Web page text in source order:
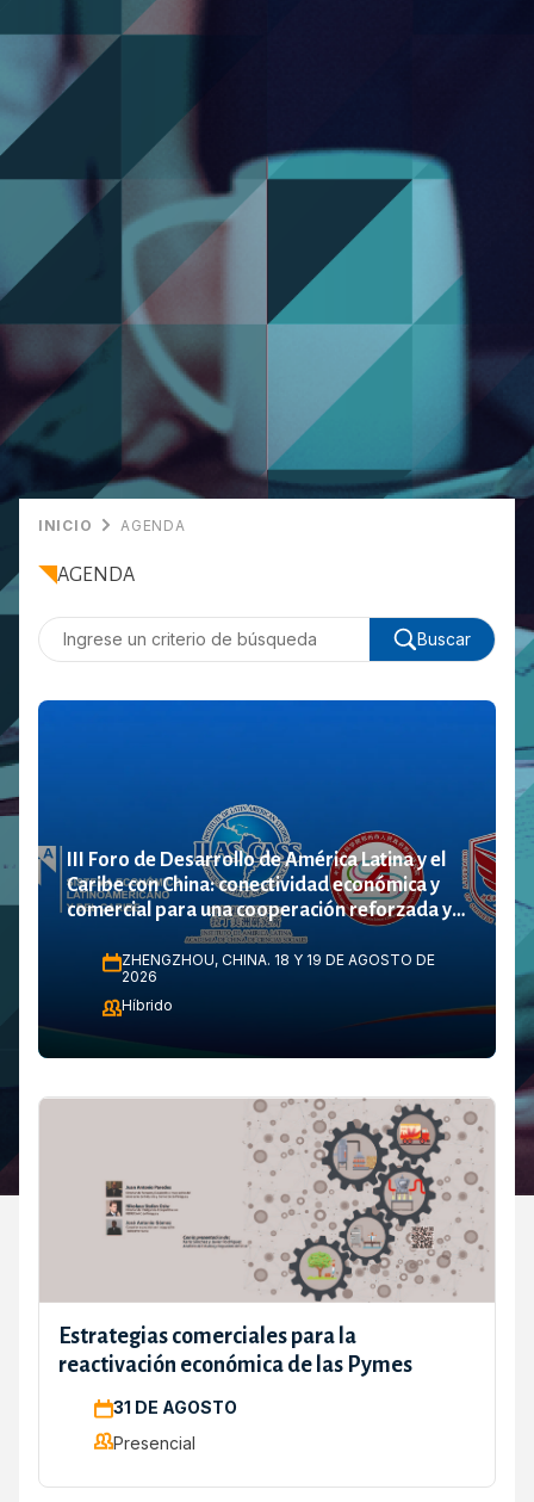
INICIO AGENDA
AGENDA
Buscar
III Foro de Desarrollo de América Latina y el
Caribe con China: conectividad económica y
comercial para una cooperación reforzada y
una prosperidad social compartida
ZHENGZHOU, CHINA. 18 Y 19 DE AGOSTO DE
2026
Híbrido
Estrategias comerciales para la
reactivación económica de las Pymes
31 DE AGOSTO
Presencial